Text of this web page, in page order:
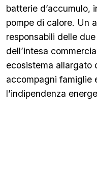
batterie d’accumulo,
pompe di calore. Un
responsabili delle
dell’intesa
ecosistema allargato
accompagni famiglie
l’indipendenza